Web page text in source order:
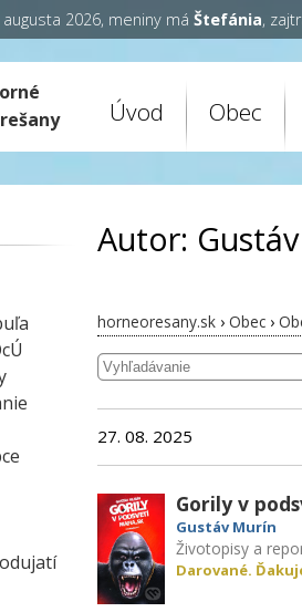
2026, meniny má Štefánia,
Úvod Obec
Autor:
horneoresany.sk › Obec ›
27. 08. 2025
Gorily v
Gustáv Murín
Životopisy a
Darované.